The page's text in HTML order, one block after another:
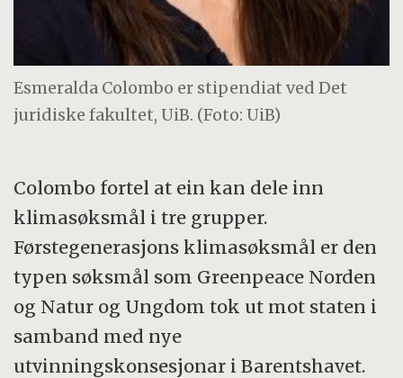
Esmeralda Colombo er stipendiat ved Det
juridiske fakultet, UiB. (Foto: UiB)
Colombo fortel at ein kan dele inn
klimasøksmål i tre grupper.
Førstegenerasjons klimasøksmål er den
typen søksmål som Greenpeace Norden
og Natur og Ungdom tok ut mot staten i
samband med nye
utvinningskonsesjonar i Barentshavet.